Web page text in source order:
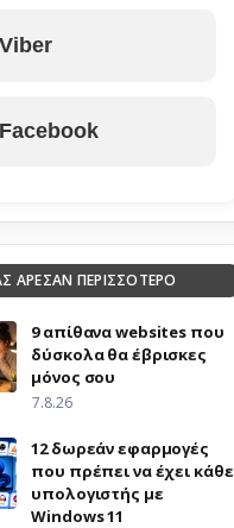
Viber
Facebook
ΑΡΕΣΑΝ ΠΕΡΙΣΣΟΤΕΡΟ
9 απίθανα websites που
δύσκολα θα έβρισκες
μόνος σου
7.8.26
12 δωρεάν εφαρμογές
που πρέπει να έχει κάθε
υπολογιστής με
Windows 11